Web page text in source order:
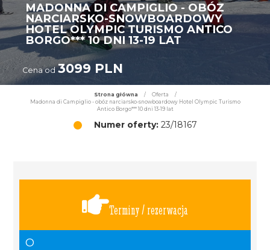
MADONNA DI CAMPIGLIO - OBÓZ
NARCIARSKO-SNOWBOARDOWY
HOTEL OLYMPIC TURISMO ANTICO
BORGO*** 10 DNI 13-19 LAT
Cena od 3099 PLN
Strona główna / Oferta
/
Madonna di Campiglio - obóz narciarsko-snowboardowy Hotel Olympic Turismo
Antico Borgo*** 10 dni 13-19 lat
Numer oferty:23/18167
Terminy / rezerwacja
O